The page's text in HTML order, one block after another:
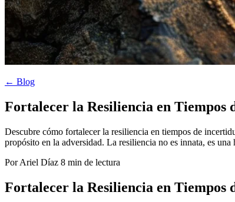
← Blog
Fortalecer la Resiliencia en Tiempos
Descubre cómo fortalecer la resiliencia en tiempos de
propósito en la adversidad. La resiliencia no es innata, es
Por Ariel Díaz 8 min de lectura
Fortalecer la Resiliencia en Tiempos